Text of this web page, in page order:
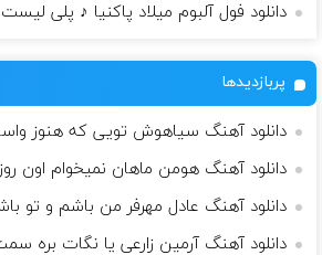
دانلود فول آلبوم میلاد پاکنیا ♪ پلی لیست
پربازدیدها
دانلود آهنگ سیاهوش تویی که هنوز
دانلود آهنگ هومن ماهان نمیخوام اون
دانلود آهنگ عادل مهرفر من باشم و تو
دانلود آهنگ آرمین زارعی یا نگات بره